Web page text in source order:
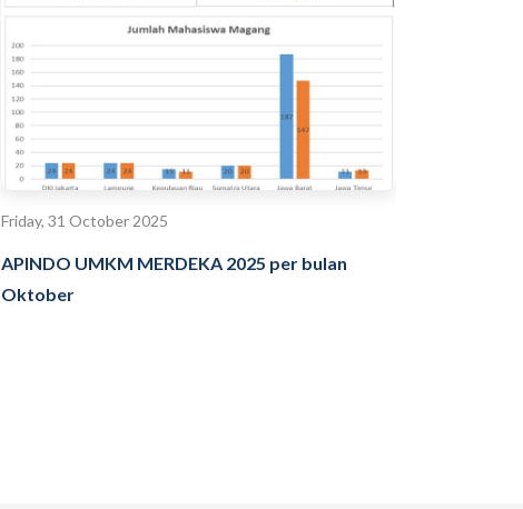
Friday, 31 October 2025
APINDO UMKM MERDEKA 2025 per bulan
Oktober